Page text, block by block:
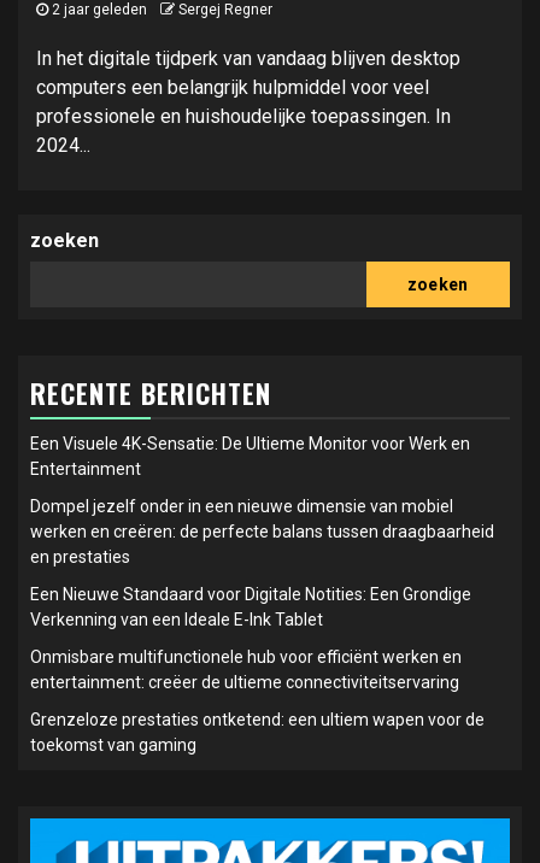
2 jaar geleden Sergej Regner
In het digitale tijdperk van vandaag blijven desktop
computers een belangrijk hulpmiddel voor veel
professionele en huishoudelijke toepassingen. In
2024...
zoeken
zoeken
RECENTE BERICHTEN
Een Visuele 4K-Sensatie: De Ultieme Monitor voor Werk en
Entertainment
Dompel jezelf onder in een nieuwe dimensie van mobiel
werken en creëren: de perfecte balans tussen draagbaarheid
en prestaties
Een Nieuwe Standaard voor Digitale Notities: Een Grondige
Verkenning van een Ideale E-Ink Tablet
Onmisbare multifunctionele hub voor efficiënt werken en
entertainment: creëer de ultieme connectiviteitservaring
Grenzeloze prestaties ontketend: een ultiem wapen voor de
toekomst van gaming